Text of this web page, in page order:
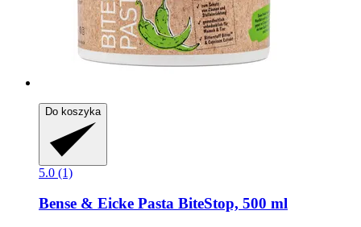
Do koszyka
5.0 (1)
Bense & Eicke Pasta BiteStop, 500 ml